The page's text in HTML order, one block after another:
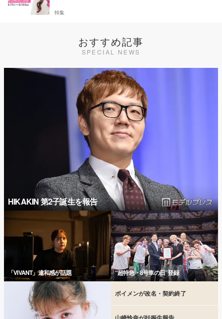
特集
おすすめ記事
SPECIAL NEWS
HIKAKIN 第2子誕生を報告
「VIVANT」違和感が話題 “超特急・8号車の日”登録
ボイメンが改名・契約終了